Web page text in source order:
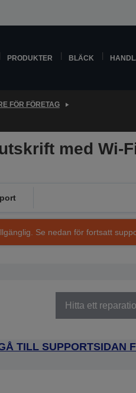
PRODUKTER BLÄCK
FÖR FÖRETAG
med Wi-
Se nedan för fortsatt
Hitta ett
TILL SUPPORTSIDAN